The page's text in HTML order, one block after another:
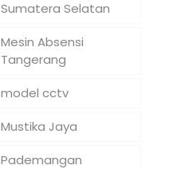
Sumatera Selatan
Mesin Absensi
Tangerang
model cctv
Mustika Jaya
Pademangan